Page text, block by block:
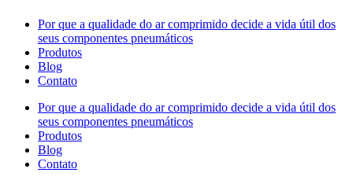
Por que a qualidade do ar comprimido decide a vida útil dos
seus componentes pneumáticos
Produtos
Blog
Contato
Por que a qualidade do ar comprimido decide a vida útil dos
seus componentes pneumáticos
Produtos
Blog
Contato